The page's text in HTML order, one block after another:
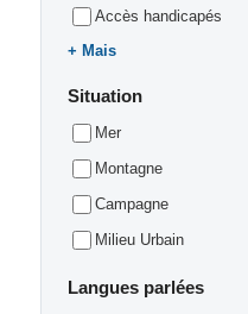
Accès handicapés
Mais
Situation
Mer
Montagne
Campagne
Milieu Urbain
Langues parlées